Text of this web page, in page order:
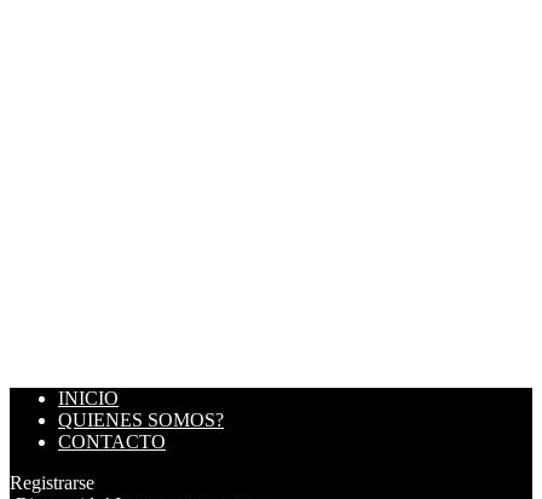
INICIO
QUIENES SOMOS?
CONTACTO
Registrarse